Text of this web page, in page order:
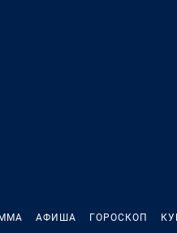
АФИША ГОРОСКОП